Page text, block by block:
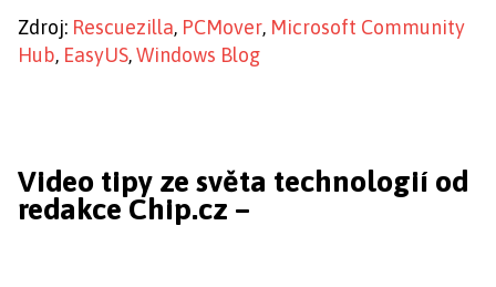
Zdroj: Rescuezilla, PCMover, Microsoft Community
Hub, EasyUS,Windows Blog
Video tipy ze světa technologií od
redakce Chip.cz –